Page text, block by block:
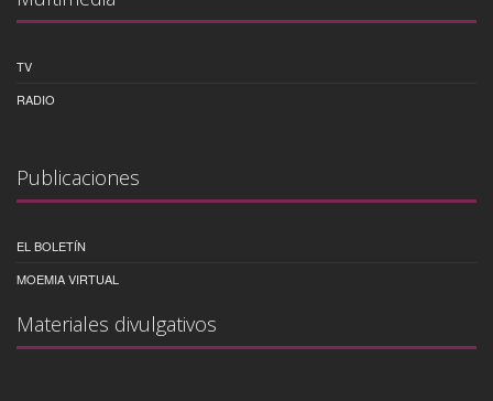
TV
RADIO
Publicaciones
EL BOLETÍN
MOEMIA VIRTUAL
Materiales divulgativos